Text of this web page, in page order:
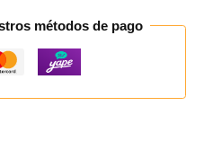
métodos de pago